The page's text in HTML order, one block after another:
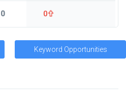
0 0
Keyword Opportunities